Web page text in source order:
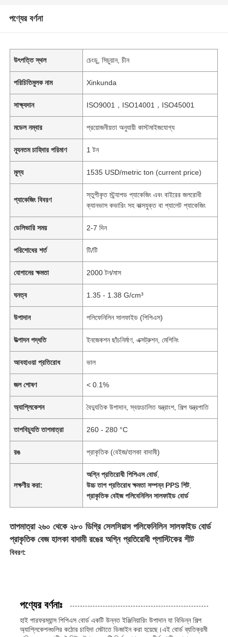
পণ্যের বর্ণনা
উৎপত্তি স্থল চেংডু, সিচুয়ান, চীন
পরিচিতিমুলক নাম Xinkunda
সাক্ষ্যদান ISO9001，ISO14001，ISO45001
মডেল নম্বার প্রয়োজনীয়তা অনুযায়ী কাস্টমাইজযোগ্য
ন্যূনতম চাহিদার পরিমাণ 1 টন
মূল্য 1535 USD/metric ton (current price)
প্যাকেজিং বিবরণ
স্তুপীকৃত স্ট্র্যাপড প্যাকেজিং এবং বাইরের জলরোধী
ক্যানভাস কভারিং সহ বাক্সযুক্ত বা প্যালেট প্যাকেজিং
ডেলিভারি সময় 2-7 দিন
পরিশোধের শর্ত টি/টি
যোগানের ক্ষমতা 2000 টন/মাস
ঘনত্ব 1.35 - 1.38 G/cm³
উপাদান পলিফেনিলিন সালফাইড (পিপিএস)
উত্পাদন পদ্ধতি ইনজেকশন ছাঁচনির্মাণ, এক্সট্রুশন, মেশিনিং
আবহাওয়া প্রতিরোধ ভাল
জল শোষণ < 0.1%
অ্যাপ্লিকেশন বৈদ্যুতিক উপাদান, স্বয়ংচালিত যন্ত্রাংশ, শিল্প যন্ত্রপাতি
তাপবিচ্যুতি তাপমাত্রা 260 - 280 °C
রঙ প্রাকৃতিক (বেইজ/হালকা বাদামী)
লক্ষণীয় করা:
অগ্নি প্রতিরোধী পিপিএস বোর্ড,
উচ্চ তাপ প্রতিরোধ ক্ষমতা সম্পন্ন PPS শিট,
প্রাকৃতিক বেইজ পলিবেনিলিন সালফাইড বোর্ড
তাপমাত্রা ২৬০ থেকে ২৮০ ডিগ্রি সেলসিয়াস পলিফেনিলিন সালফাইড বোর্ড
প্রাকৃতিক বেজ হালকা বাদামী রঙের অগ্নি প্রতিরোধী প্লাস্টিকের শীট
বিবরণ:
পণ্যের বর্ণনাঃ
হাই পারফরম্যান্স পিপিএস বোর্ড একটি উন্নত ইঞ্জিনিয়ারিং উপাদান যা বিভিন্ন শিল্প
অ্যাপ্লিকেশনগুলির কঠোর চাহিদা মেটাতে ডিজাইন করা হয়েছে।এই বোর্ড ব্যতিক্রমী